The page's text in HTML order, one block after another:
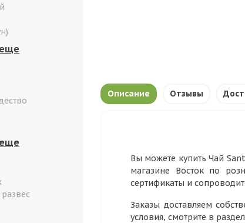
Описание Отзывы
Вы можете купить Чай
магазине Восток по
сертификаты и
Заказы доставляем
условия, смотрите в